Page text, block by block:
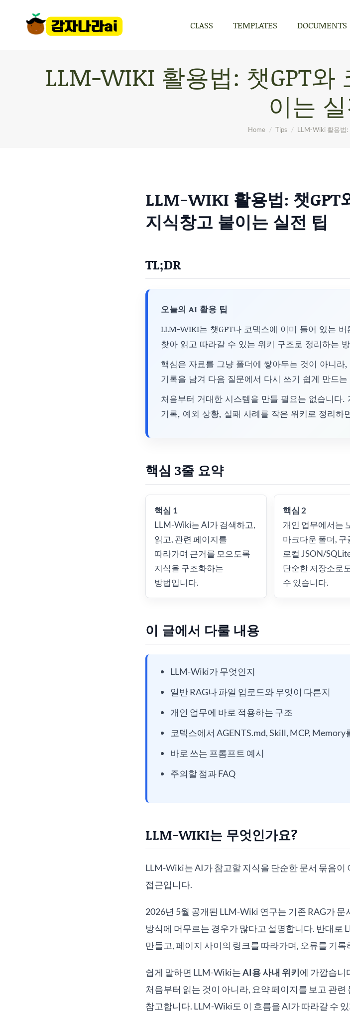
CLASS TEMPLATES DOCUMENTS
LLM-WIKI 활용법: 챗GPT
이는
You are here:
Home Tips LLM-Wiki 활용법:
LLM-WIKI 활용법: 챗GPT
지식창고 붙이는 실전 팁
TL;DR
오늘의 AI 활용 팁
LLM-WIKI는 챗GPT나 코덱스에 이미 들어 있는
찾아 읽고 따라갈 수 있는 위키 구조로 정리하는
핵심은 자료를 그냥 폴더에 쌓아두는 것이 아니
기록을 남겨 다음 질문에서 다시 쓰기 쉽게 만드
처음부터 거대한 시스템을 만들 필요는 없습니다.
기록, 예외 상황, 실패 사례를 작은 위키로 정리하
핵심 3줄 요약
핵심 1
LLM-Wiki는 AI가 검색하고,
읽고, 관련 페이지를
따라가며 근거를 모으도록
지식을 구조화하는
방법입니다.
핵심 2
개인 업무에서는
마크다운 폴더, 구
로컬 JSON/
단순한 저장소로
수 있습니다.
이 글에서 다룰 내용
LLM-Wiki가 무엇인지
일반 RAG나 파일 업로드와 무엇이 다른지
개인 업무에 바로 적용하는 구조
코덱스에서 AGENTS.md, Skill, MCP, Memory
바로 쓰는 프롬프트 예시
주의할 점과 FAQ
LLM-WIKI는 무엇인가요?
LLM-Wiki는 AI가 참고할 지식을 단순한 문서 묶음
접근입니다.
2026년 5월 공개된 LLM-Wiki 연구는 기존 RAG가
방식에 머무르는 경우가 많다고 설명합니다. 반대로
만들고, 페이지 사이의 링크를 따라가며, 오류를 기
쉽게 말하면 LLM-Wiki는AI용 사내 위키에 가깝습니
처음부터 읽는 것이 아니라, 요약 페이지를 보고 관
참고합니다. LLM-Wiki도 이 흐름을 AI가 따라갈 수